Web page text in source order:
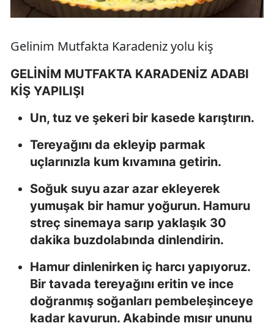
Gelinim Mutfakta Karadeniz yolu kiş
GELİNİM MUTFAKTA KARADENİZ ADABI
KİŞ YAPILIŞI
Un, tuz ve şekeri bir kasede karıştırın.
Tereyağını da ekleyip parmak
uçlarınızla kum kıvamına getirin.
Soğuk suyu azar azar ekleyerek
yumuşak bir hamur yoğurun. Hamuru
streç sinemaya sarıp yaklaşık 30
dakika buzdolabında dinlendirin.
Hamur dinlenirken iç harcı yapıyoruz.
Bir tavada tereyağını eritin ve ince
doğranmış soğanları pembeleşinceye
kadar kavurun. Akabinde mısır ununu